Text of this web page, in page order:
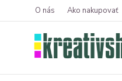
O nás Ako nakupovať